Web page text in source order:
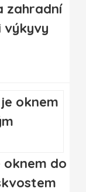
zahradní
výkyvy
do